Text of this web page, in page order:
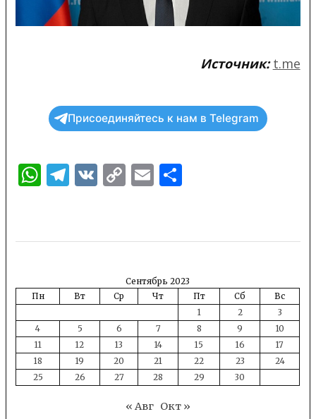
Источник: t.me
Присоединяйтесь к нам в Telegram
WhatsApp
Telegram
VKCopyEmail
Сентябрь 2023
Пн
Вт Ср Чт Пт Сб
Вс
1
2
3
4
5 6 7 8 9
10
11
12 13 14 15 16
17
18
19 20 21 22 23
24
25
26 27 28 29 30
« Авг Окт »